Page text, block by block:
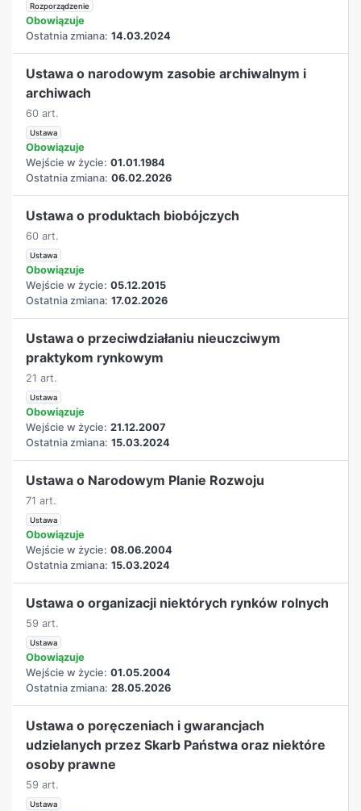
Rozporządzenie
Obowiązuje
Ostatnia zmiana: 14.03.2024
Ustawa o narodowym zasobie archiwalnym i
archiwach
60 art.
Ustawa
Obowiązuje
Wejście w życie: 01.01.1984
Ostatnia zmiana: 06.02.2026
Ustawa o produktach biobójczych
60 art.
Ustawa
Obowiązuje
Wejście w życie: 05.12.2015
Ostatnia zmiana: 17.02.2026
Ustawa o przeciwdziałaniu nieuczciwym
praktykom rynkowym
21 art.
Ustawa
Obowiązuje
Wejście w życie: 21.12.2007
Ostatnia zmiana: 15.03.2024
Ustawa o Narodowym Planie Rozwoju
71 art.
Ustawa
Obowiązuje
Wejście w życie: 08.06.2004
Ostatnia zmiana: 15.03.2024
Ustawa o organizacji niektórych rynków rolnych
59 art.
Ustawa
Obowiązuje
Wejście w życie: 01.05.2004
Ostatnia zmiana: 28.05.2026
Ustawa o poręczeniach i gwarancjach
udzielanych przez Skarb Państwa oraz niektóre
osoby prawne
59 art.
Ustawa